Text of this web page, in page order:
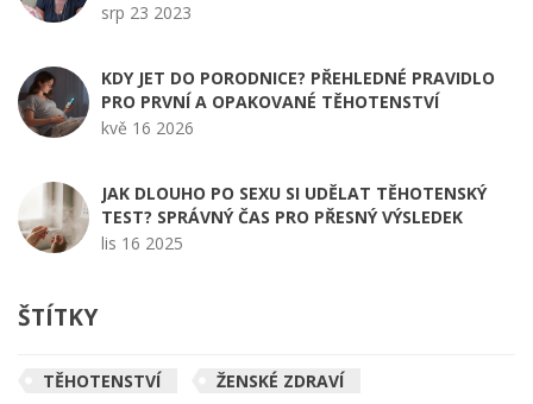
srp 23 2023
KDY JET DO PORODNICE? PŘEHLEDNÉ PRAVIDLO
PRO PRVNÍ A OPAKOVANÉ TĚHOTENSTVÍ
kvě 16 2026
JAK DLOUHO PO SEXU SI UDĚLAT TĚHOTENSKÝ
TEST? SPRÁVNÝ ČAS PRO PŘESNÝ VÝSLEDEK
lis 16 2025
ŠTÍTKY
TĚHOTENSTVÍ
ŽENSKÉ ZDRAVÍ